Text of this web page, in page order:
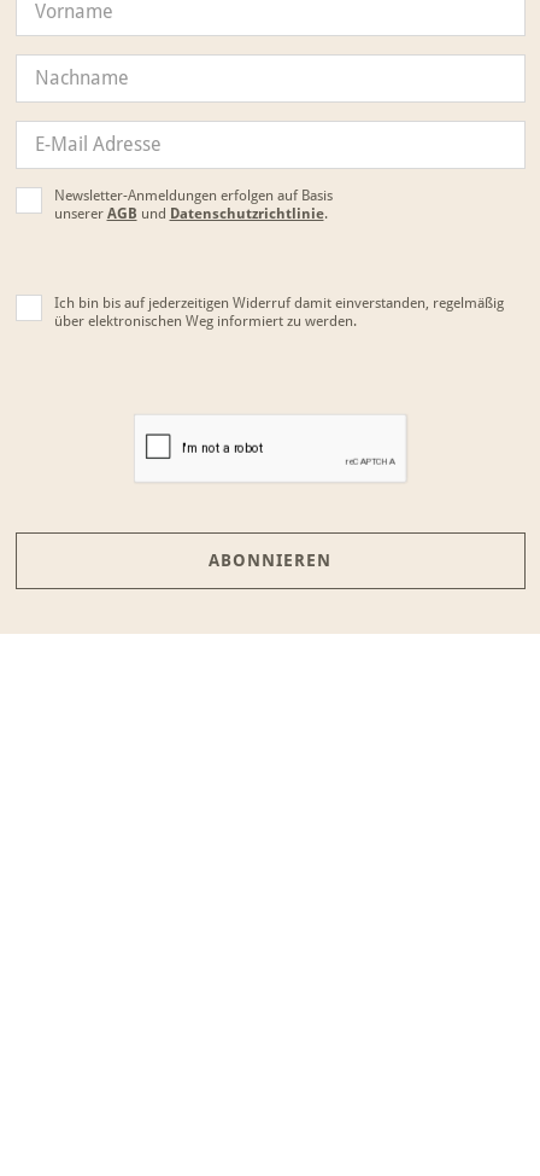
Newsletter-Anmeldungen erfolgen auf Basis
unserer AGB und Datenschutzrichtlinie.
Ich bin bis auf jederzeitigen Widerruf damit einverstanden, regelmäßig
über elektronischen Weg informiert zu werden.
ABONNIEREN